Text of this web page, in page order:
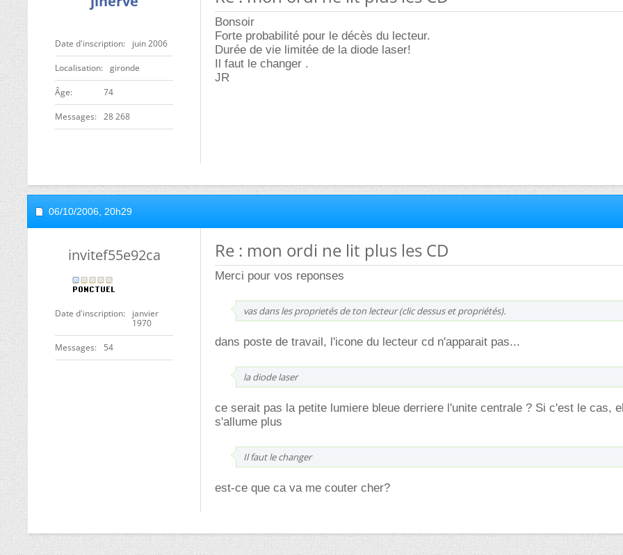
Date d'inscription juin 2006
Localisation gironde
ge 74
Messages 28 268
Bonsoir
Forte probabilité pour le décès du lecteur.
Durée de vie limitée de la diode laser!
Il faut le changer .
JR
06/10/2006, 20h29
invitef55e92ca
Date d'inscription
janvier
1970
Messages 54
Re : mon ordi ne lit plus les CD
Merci pour vos reponses
vas dans les proprietés de ton lecteur (clic dessus et propriétés).
dans poste de travail, l'icone du lecteur cd n'apparait pas...
la diode laser
ce serait pas la petite lumiere bleue derriere l'unite centrale ? Si c'est le cas,
s'allume plus
Il faut le changer
est-ce que ca va me couter cher?